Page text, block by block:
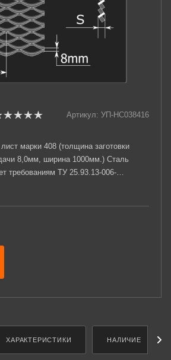
Артикул: УП-НС038416
марки 408 (толщина заготовки
8,0мм, ширина 1000мм.) Сталь
требованиям ТУ 25.93.13-006-
ХАРАКТЕРИСТИКИ НАЛИЧИЕ